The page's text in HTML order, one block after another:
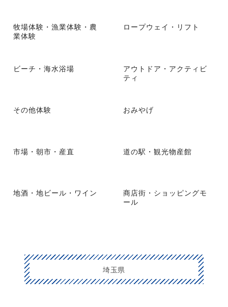
牧場体験・漁業体験・農
業体験
ロープウェイ・リフト
ビーチ・海水浴場
アウトドア・アクティビ
ティ
その他体験 おみやげ
市場・朝市・産直 道の駅・観光物産館
地酒・地ビール・ワイン
商店街・ショッピングモ
ール
埼玉県